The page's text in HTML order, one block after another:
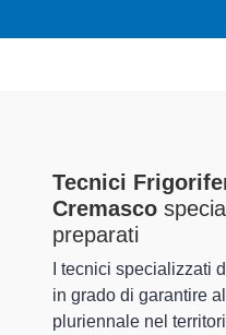
Tecnici
Cremasco
preparati
I tecnici specializzati
in grado di garantire
pluriennale nel